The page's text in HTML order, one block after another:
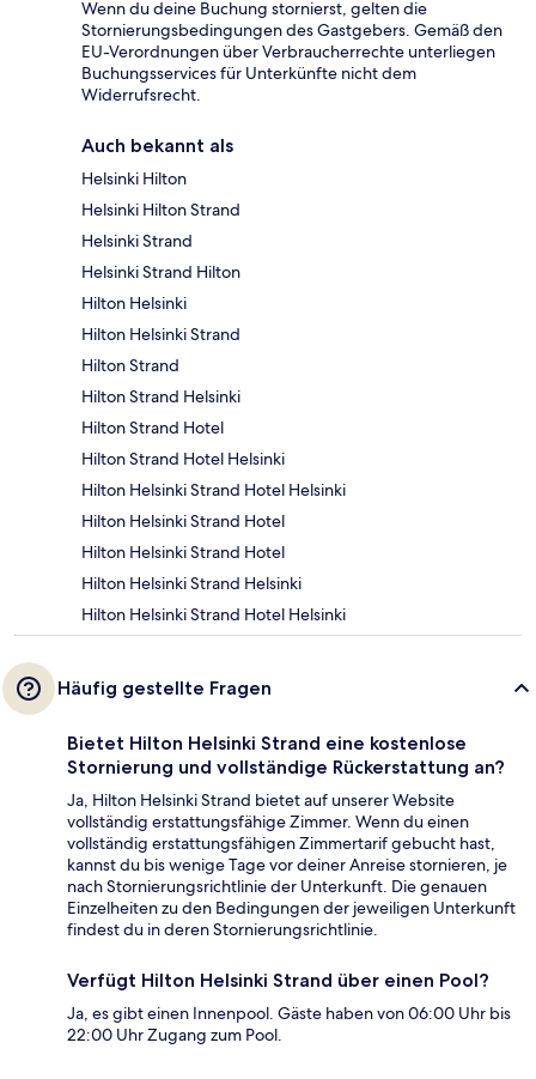
Wenn du deine Buchung stornierst, gelten die
Stornierungsbedingungen des Gastgebers. Gemäß den
EU-Verordnungen über Verbraucherrechte unterliegen
Buchungsservices für Unterkünfte nicht dem
Widerrufsrecht.
Auch bekannt als
Helsinki Hilton
Helsinki Hilton Strand
Helsinki Strand
Helsinki Strand Hilton
Hilton Helsinki
Hilton Helsinki Strand
Hilton Strand
Hilton Strand Helsinki
Hilton Strand Hotel
Hilton Strand Hotel Helsinki
Hilton Helsinki Strand Hotel Helsinki
Hilton Helsinki Strand Hotel
Hilton Helsinki Strand Hotel
Hilton Helsinki Strand Helsinki
Hilton Helsinki Strand Hotel Helsinki
Häufig gestellte Fragen
Bietet Hilton Helsinki Strand eine kostenlose
Stornierung und vollständige Rückerstattung an?
Ja, Hilton Helsinki Strand bietet auf unserer Website
vollständig erstattungsfähige Zimmer. Wenn du einen
vollständig erstattungsfähigen Zimmertarif gebucht hast,
kannst du bis wenige Tage vor deiner Anreise stornieren, je
nach Stornierungsrichtlinie der Unterkunft. Die genauen
Einzelheiten zu den Bedingungen der jeweiligen Unterkunft
findest du in deren Stornierungsrichtlinie.
Verfügt Hilton Helsinki Strand über einen Pool?
Ja, es gibt einen Innenpool. Gäste haben von 06:00 Uhr bis
22:00 Uhr Zugang zum Pool.